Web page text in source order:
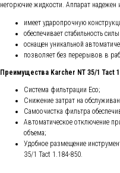
негорючие жидкости. Аппарат
имеет ударопрочную
обеспечивает стабильность
оснащен уникальной
позволяет без перерывов в
Преимущества Karcher NT 35/1 Tact
Система фильтрации Eco;
Снижение затрат на
Самоочистка фильтра
Автоматическое отключение
объема;
Удобное размещение
35/1 Tact 1.184-850.